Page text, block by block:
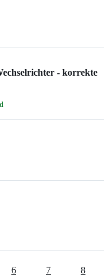
- korrekte
6 7 8